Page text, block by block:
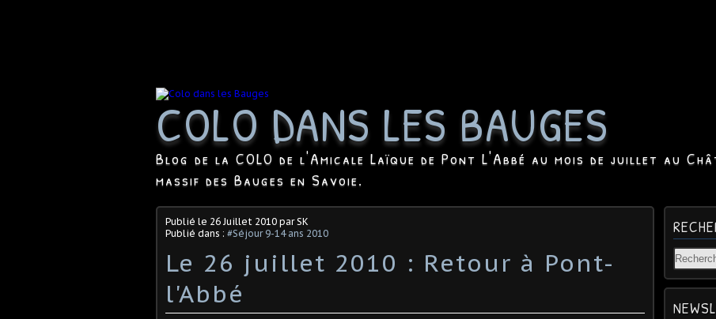
COLO DANS LES BAUGES
Blog de la COLO de l'Amicale Laïque de Pont L'Abbé au mois de juillet au
massif des Bauges en Savoie.
Publié le 26 Juillet 2010 par SK
Publié dans : #Séjour 9-14 ans 2010
Le 26 juillet 2010 : Retour à Pont-
l'Abbé